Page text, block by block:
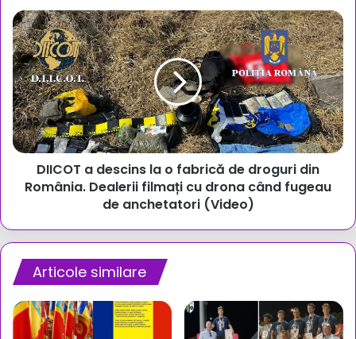
Video
DIICOT
a
descins
la
o
fabrică
de
droguri
din
România.
Dealerii
drona
fugeau
de
anchetatori
(Video)
DIICOT a descins la o fabrică de droguri din
România. Dealerii filmați cu drona când fugeau
de anchetatori (Video)
Articole similare